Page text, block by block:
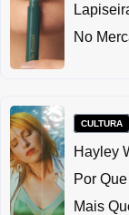
No
CULTURA
Hayley
Por
Mais